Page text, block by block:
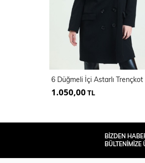
1.050,00 TL
BİZDEN
BÜLTENİMİZE